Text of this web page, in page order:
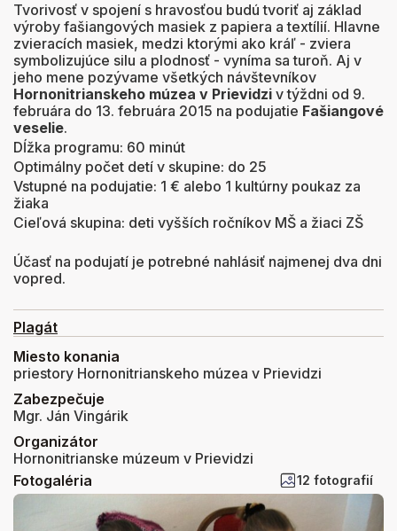
Tvorivosť v spojení s hravosťou budú tvoriť aj základ
výroby fašiangových masiek z papiera a textílií. Hlavne
zvieracích masiek, medzi ktorými ako kráľ - zviera
symbolizujúce silu a plodnosť - vyníma sa turoň. Aj v
jeho mene pozývame všetkých návštevníkov
Hornonitrianskeho múzea v Prievidzi v týždni od 9.
februára do 13. februára 2015 na podujatie Fašiangové
veselie.
Dĺžka programu: 60 minút
Optimálny počet detí v skupine: do 25
Vstupné na podujatie: 1 € alebo 1 kultúrny poukaz za
žiaka
Cieľová skupina: deti vyšších ročníkov MŠ a žiaci ZŠ
Účasť na podujatí je potrebné nahlásiť najmenej dva dni
vopred.
Plagát
Miesto konania
priestory Hornonitrianskeho múzea v Prievidzi
Zabezpečuje
Mgr. Ján Vingárik
Organizátor
Hornonitrianske múzeum v Prievidzi
Fotogaléria
12 fotografií